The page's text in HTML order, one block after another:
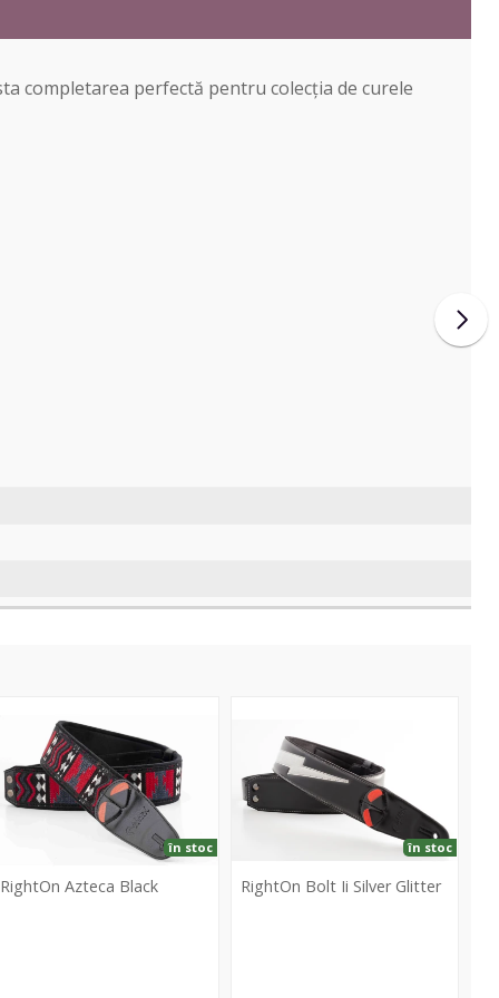
completarea perfectă pentru colecția de curele
RightOn Azteca Black
în stoc
Silver
Glitter
RightOn Bolt Ii Silver Glitter
în stoc